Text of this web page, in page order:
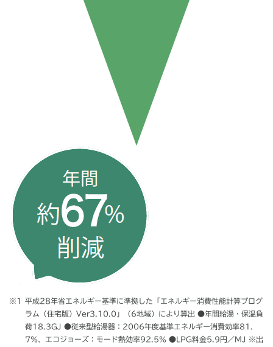
※1
平成28年省エネルギー基準に準拠した「エネルギー消費性能計算プログ
ラム（住宅版）Ver3.10.0」（6地域）により算出 ●年間給湯・保温負
荷18.3GJ ●従来型給湯器：2006年度基準エネルギー消費効率81.
7％、エコジョーズ：モード熱効率92.5％ ●LPG料金5.9円／MJ ※出